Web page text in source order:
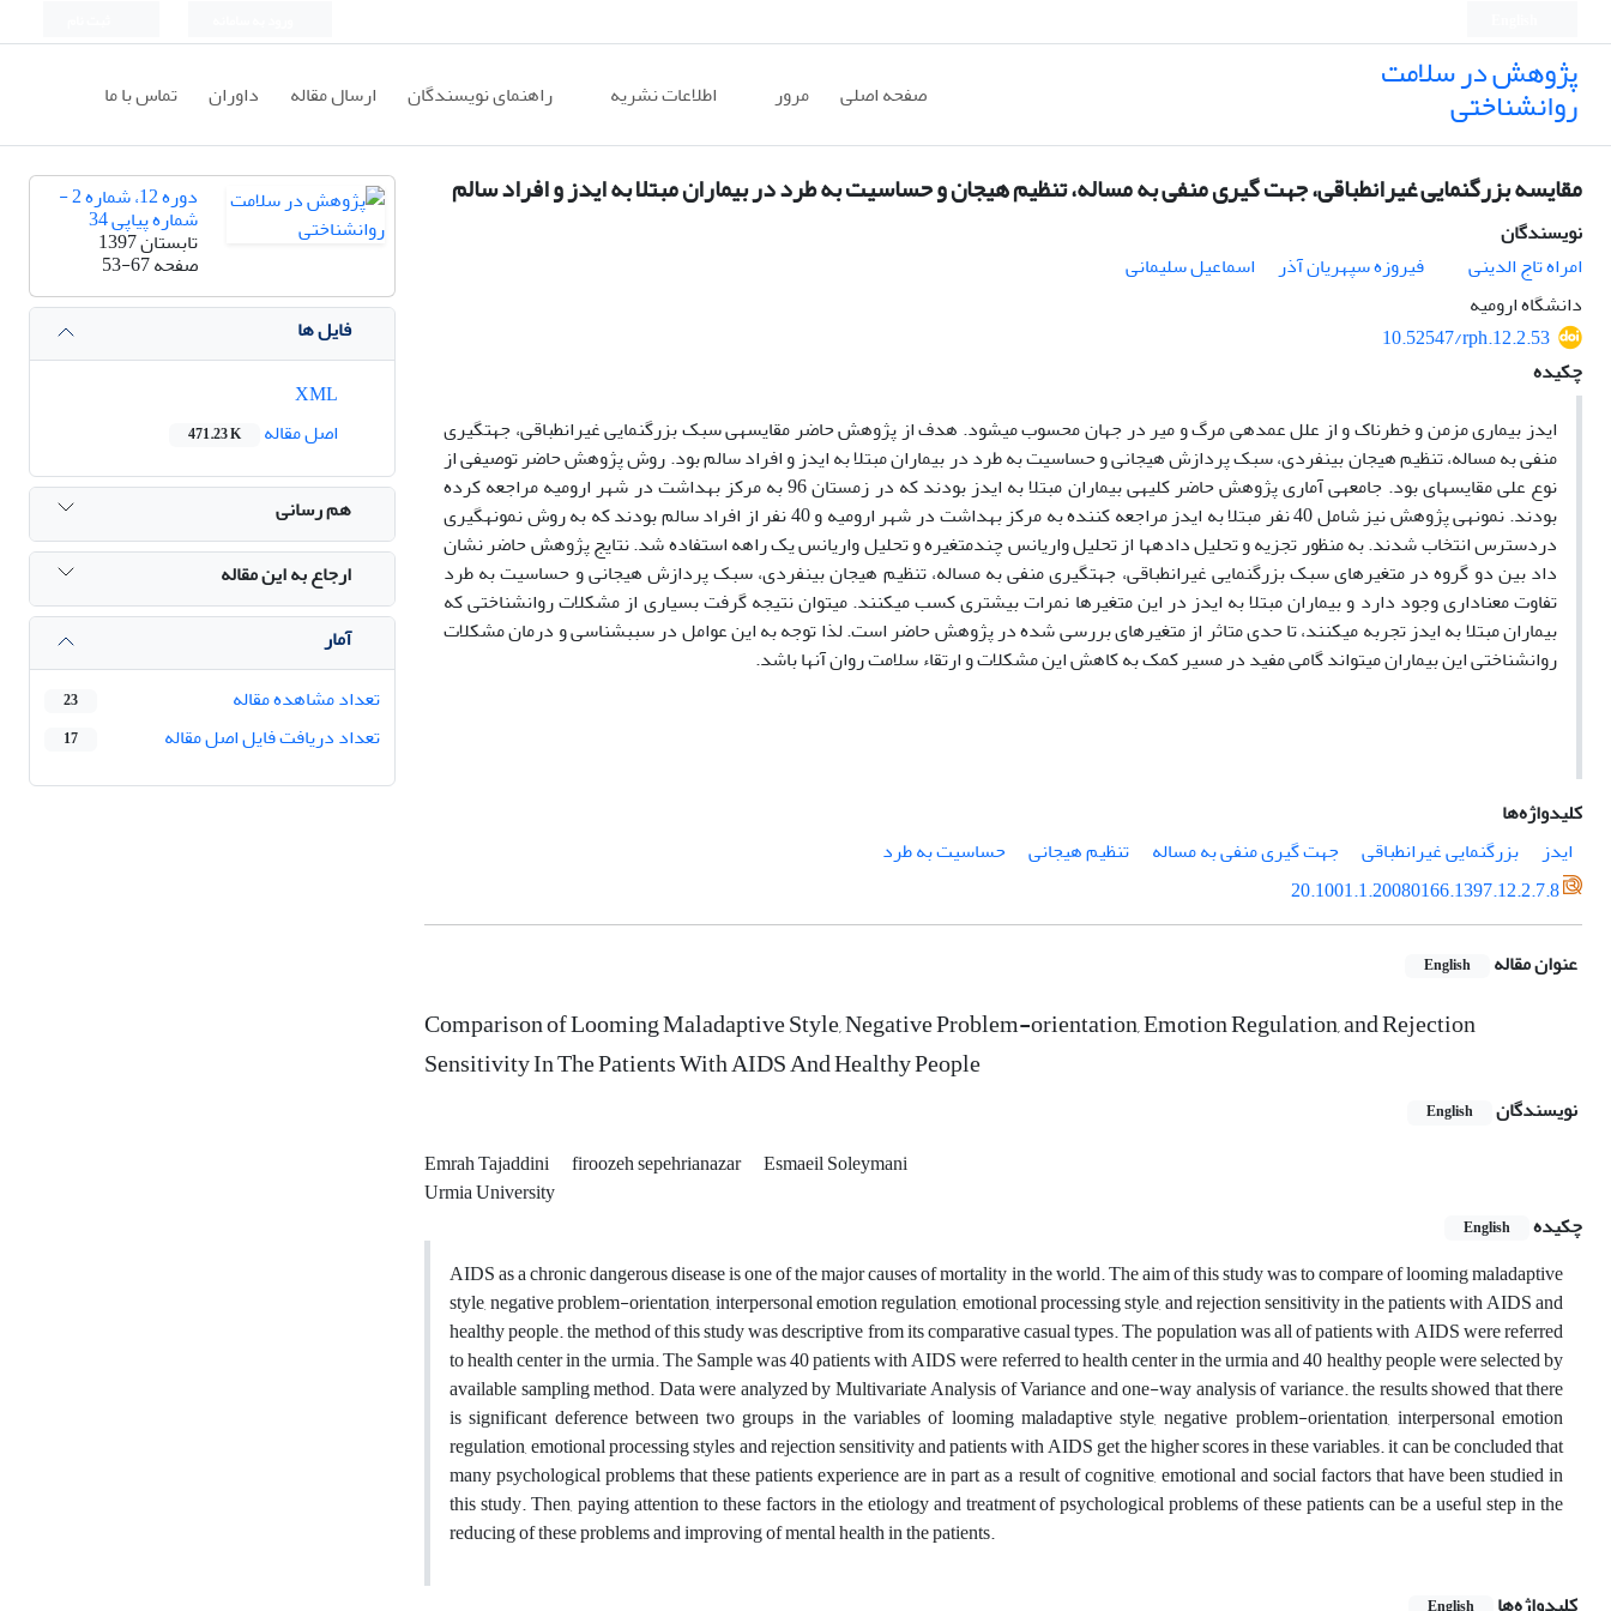
پژوهش در سلامت
روانشناختی صفحه اصلی مرور اطلاعات نشریه راهنمای نویسندگان ارسال مقاله داوران تماس با ما
مقایسه بزرگنمایی غیرانطباقی، جهت گیری منفی به مساله، تنظیم هیجان و حساسیت به طرد در بیماران مبتلا به ایدز و افراد سالم
نویسندگان
امراه تاج الدینی
فیروزه سپهریان آذر
اسماعیل سلیمانی
دانشگاه ارومیه
10.52547/rph.12.2.53
چکیده
ایدز بیماری مزمن و خطرناک و از علل عمده­ی مرگ و میر در جهان محسوب می­شود. هدف از پژوهش حاضر مقایسه­ی سبک بزرگ­نمایی غیرانطباقی، جهت­گیری
منفی به مساله، تنظیم هیجان بین­فردی، سبک پردازش هیجانی و حساسیت به طرد در بیماران مبتلا به ایدز و افراد سالم بود. روش پژوهش حاضر توصیفی از
نوع علی مقایسه­ای بود.
جامعه­ی آماری پژوهش حاضر کلیه­ی بیماران مبتلا به ایدز بودند که در زمستان 96 به مرکز بهداشت در شهر ارومیه مراجعه کرده
بودند. نمونه­ی پژوهش­ نیز شامل 40 نفر مبتلا به ایدز مراجعه کننده به مرکز بهداشت در شهر ارومیه و 40 نفر از افراد سالم بودند که به روش نمونه­گیری
دردسترس انتخاب شدند. به منظور تجزیه و تحلیل داده­ها از تحلیل واریانس چندمتغیره و تحلیل واریانس یک راهه استفاده شد. نتایج پژوهش حاضر نشان
داد بین دو گروه در متغیرهای سبک بزرگ­نمایی غیرانطباقی، جهت­گیری منفی به مساله، تنظیم هیجان بین­فردی، سبک پردازش هیجانیوحساسیت به طرد
تفاوت معناداری وجود دارد و بیماران مبتلا به ایدز در این متغیرها نمرات بیشتری کسب می­کنند. می­توان نتیجه گرفت بسیاری از مشکلات روان­شناختی که
بیماران مبتلا بهایدزتجربه می­کنند، تا حدی متاثر از متغیرهای بررسی شده در پژوهش حاضر است. لذا توجه به این عوامل در سبب­شناسی و درمان مشکلات
روان­شناختی این بیماران می­تواند گامی مفید در مسیر کمک به کاهش این مشکلات و ارتقاء سلامت روان آنها باشد.
کلیدواژه‌ها
ایدز
بزرگنمایی غیرانطباقی جهت گیری منفی به مساله تنظیم هیجانی
حساسیت به طرد
20.1001.1.20080166.1397.12.2.7.8
عنوان مقاله English
Comparison of Looming Maladaptive Style, Negative Problem-orientation, Emotion Regulation, and Rejection
Sensitivity In The Patients With AIDS And Healthy People
نویسندگان English
Emrah Tajaddini firoozeh sepehrianazar Esmaeil Soleymani
Urmia University
چکیده
English
AIDS as a chronic dangerous disease is one of the major causes of mortality in the world. The aim of this study was to compare of looming maladaptive
style, negative problem-orientation, interpersonal emotion regulation, emotional processing style, and rejection sensitivity in the patients with AIDS and
healthy people. the method of this study was descriptive from its comparative casual types. The population was all of patients with AIDS were referred
to health center in the urmia. The Sample was 40 patients with AIDS were referred to health center in the urmia and 40 healthy people were selected by
available sampling method. Data were analyzed by Multivariate Analysis of Variance and one-way analysis of variance. the results showed that there
is significant deference between two groups in the variables of looming maladaptive style, negative problem-orientation, interpersonal emotion
regulation, emotional processing styles and rejection sensitivity and patients with AIDS get the higher scores in these variables. it can be concluded that
many psychological problems that these patients experience are in part as a result of cognitive, emotional and social factors that have been studied in
this study. Then, paying attention to these factors in the etiology and treatment of psychological problems of these patients can be a useful step in the
reducing of these problems and improving of mental health in the patients.
دوره 12، شماره 2 -
شماره پیاپی 34
تابستان 1397
صفحه53-67
فایل ها
اصل مقاله
471.23 K
هم رسانی
ارجاع به این مقاله
آمار
تعداد مشاهده مقاله
23
تعداد دریافت فایل اصل مقاله 17